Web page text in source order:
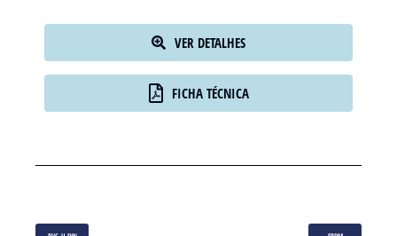
VER DETALHES
FICHA TÉCNICA